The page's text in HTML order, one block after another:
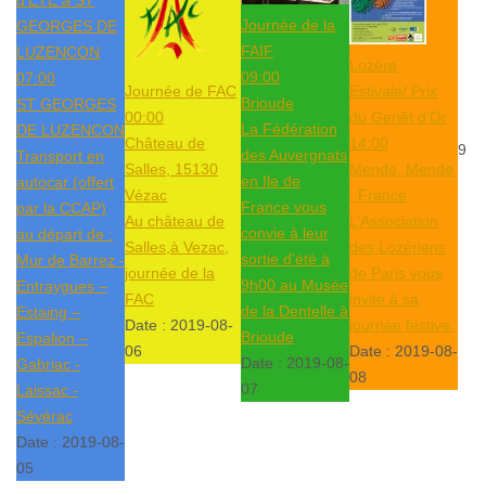
GEORGES DE
LUZENCON
07:00
ST GEORGES
DE LUZENCON
Transport en
autocar (offert
par la CCAP)
au départ de :
Mur de Barrez -
Entraygues –
Estaing –
Espalion –
Gabriac -
Laissac -
Sévérac
Date : 2019-08-
05
Journée de FAC
00:00
Château de
Salles, 15130
Vézac
Au château de
Salles,à Vezac,
journée de la
FAC
Date : 2019-08-
06
Journée de la
FAIF
09:00
Brioude
La Fédération
des Auvergnats
en Ile de
France vous
convie à leur
sortie d'été à
9h00 au Musée
de la Dentelle à
Brioude
Date : 2019-08-
07
Lozère
Estivale/ Prix
du Genêt d’Or
14:00
Mende, Mende
, France
L’Association
des Lozériens
de Paris vous
invite à sa
journée festive.
Date : 2019-08-
08
9